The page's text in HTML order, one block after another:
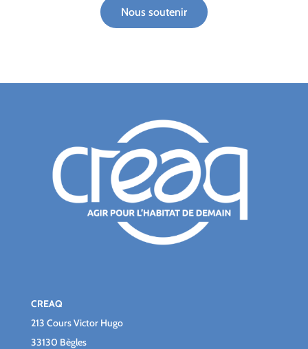
Nous soutenir
CREAQ
213 Cours Victor Hugo
33130 Bègles